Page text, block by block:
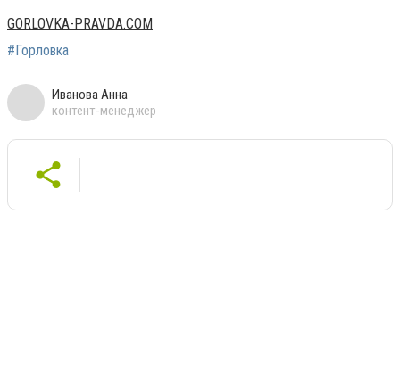
GORLOVKA-PRAVDA.COM
#Горловка
Иванова Анна
контент-менеджер